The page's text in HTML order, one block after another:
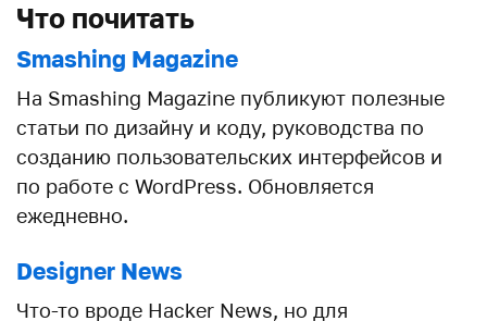
Что почитать
Smashing Magazine
На Smashing Magazine публикуют полезные
статьи по дизайну и коду, руководства по
созданию пользовательских интерфейсов и
по работе с WordPress. Обновляется
ежедневно.
Designer News
Что-то вроде Hacker News, но для